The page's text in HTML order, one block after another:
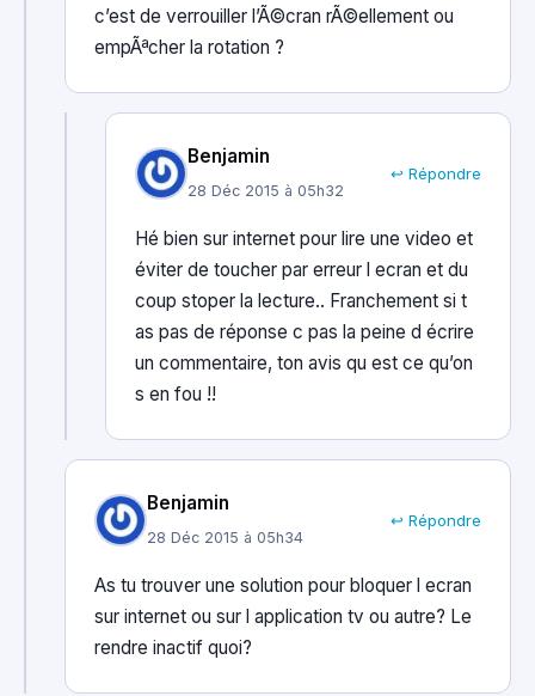
c’est de verrouiller l’Ã©cran rÃ©ellement ou
empÃªcher la rotation ?
Benjamin
28 Déc 2015 à 05h32
↩ Répondre
Hé bien sur internet pour lire une video et
éviter de toucher par erreur l ecran et du
coup stoper la lecture.. Franchement si t
as pas de réponse c pas la peine d écrire
un commentaire, ton avis qu est ce qu’on
s en fou !!
Benjamin
28 Déc 2015 à 05h34
↩ Répondre
As tu trouver une solution pour bloquer l ecran
sur internet ou sur l application tv ou autre? Le
rendre inactif quoi?